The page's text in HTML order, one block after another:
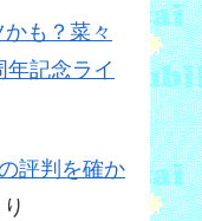
も？菜々
記念ライ
評判を確か